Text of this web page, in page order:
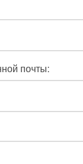
почты: